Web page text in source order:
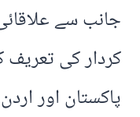
جانب سے
کردار کی
پاکستان اور